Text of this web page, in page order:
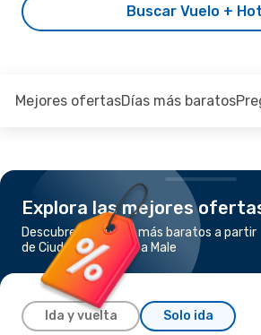
Buscar Vuelo +
Mejores ofertasDías más baratos
Explora las mejores
Descubre los vuelos más baratos a partir
de Ciudad de México a Male
Ida y vuelta Solo ida